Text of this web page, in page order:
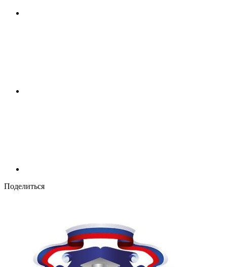
Поделиться